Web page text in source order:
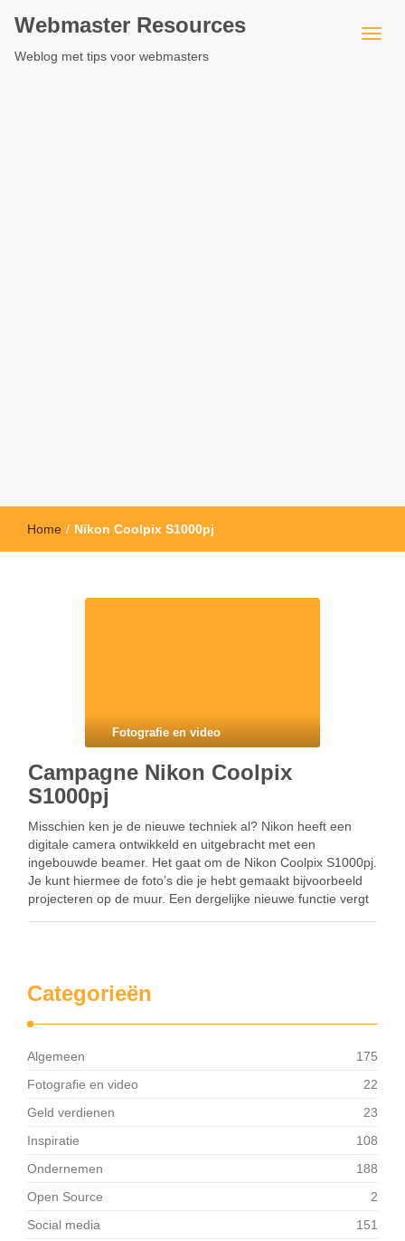
Webmaster Resources
Weblog met tips voor webmasters
Home / Nikon Coolpix S1000pj
Fotografie en video
Campagne Nikon Coolpix
S1000pj
Misschien ken je de nieuwe techniek al? Nikon heeft een
digitale camera ontwikkeld en uitgebracht met een
ingebouwde beamer. Het gaat om de Nikon Coolpix S1000pj.
Je kunt hiermee de foto’s die je hebt gemaakt bijvoorbeeld
projecteren op de muur. Een dergelijke nieuwe functie vergt
Categorieën
Algemeen
175
Fotografie en video
22
Geld verdienen
23
Inspiratie
108
Ondernemen
188
Open Source
2
Social media
151